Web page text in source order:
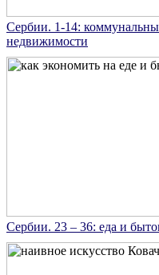
Сербии. 1-14:
недвижимости
Сербии. 23 – 36: еда и